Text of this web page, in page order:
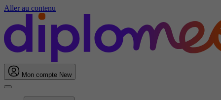
Aller au contenu
Mon compte New